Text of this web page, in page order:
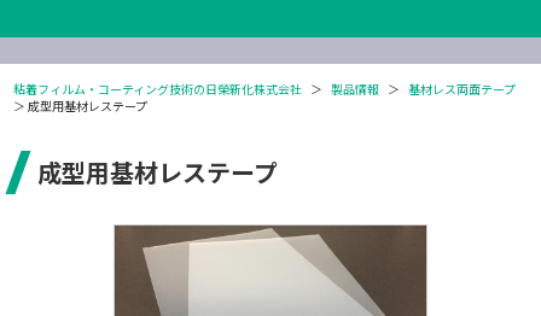
粘着フィルム・コーティング技術の日榮新化株式会社 ＞ 製品情報 ＞ 基材レス両面テープ
＞ 成型用基材レステープ
成型用基材レステープ